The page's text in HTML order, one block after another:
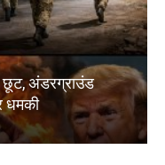
अंडरग्राउंड
धमकी